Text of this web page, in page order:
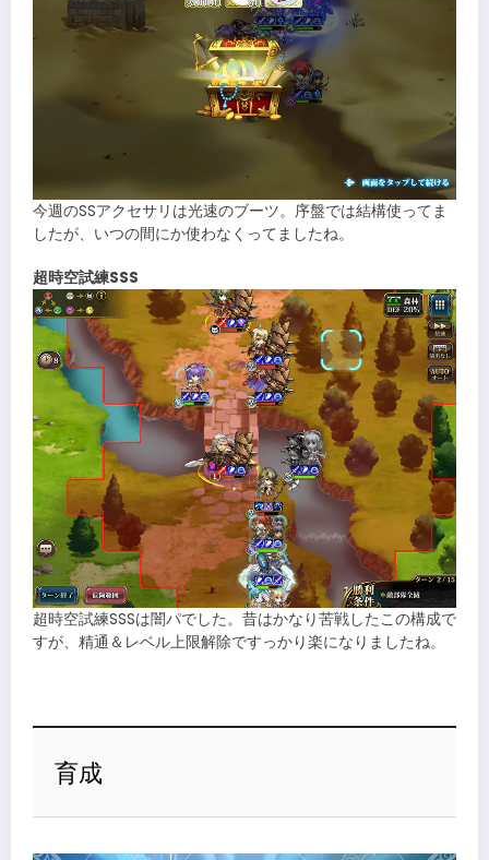
今週のSSアクセサリは光速のブーツ。序盤では結構使ってま
したが、いつの間にか使わなくってましたね。
超時空試練SSS
超時空試練SSSは闇パでした。昔はかなり苦戦したこの構成で
すが、精通＆レベル上限解除ですっかり楽になりましたね。
育成